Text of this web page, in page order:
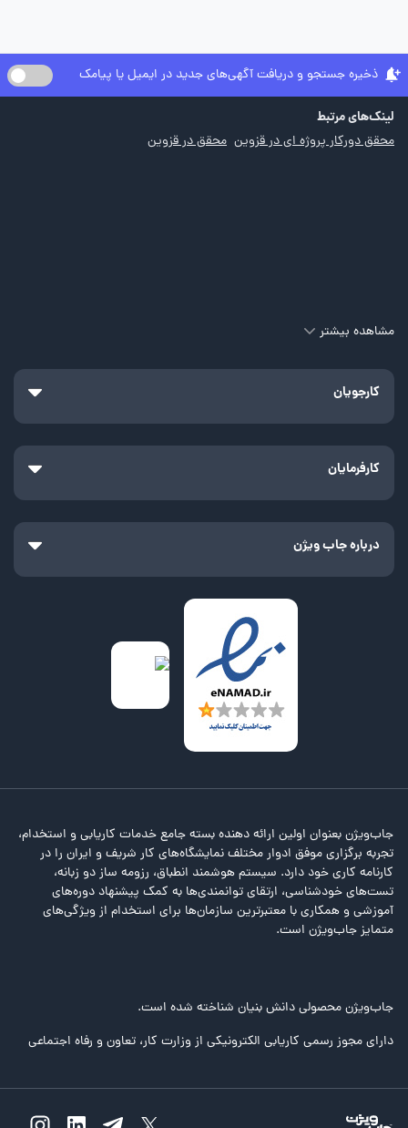
ذخیره جستجو و دریافت آگهی‌های جدید در ایمیل یا پیامک
لینک‌های مرتبط
محقق دورکار پروژه ای در قزوین محقق در قزوین
مشاهده بیشتر
کارجویان
کارفرمایان
درباره جاب ویژن
جاب‌ویژن بعنوان اولین ارائه دهنده بسته جامع خدمات کاریابی و استخدام،
تجربه برگزاری موفق ادوار مختلف نمایشگاه‌های کار شریف و ایران را در
کارنامه کاری خود دارد. سیستم هوشمند انطباق، رزومه ساز دو زبانه،
تست‌های خودشناسی، ارتقای توانمندی‌ها به کمک پیشنهاد دوره‌های
آموزشی و همکاری با معتبرترین سازمان‌ها برای استخدام از ویژگی‌های
متمایز جاب‌ویژن است.
جاب‌ویژن محصولی دانش بنیان شناخته شده است.
دارای مجوز رسمی کاریابی الکترونیکی از وزارت کار، تعاون و رفاه اجتماعی